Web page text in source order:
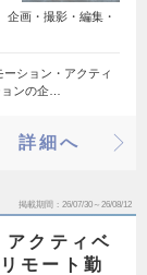
画・撮影・編集・
ション・アクティ
ンの企…
詳細へ
掲載期間 26/07/30～26/08/12
アクティベ
モート勤